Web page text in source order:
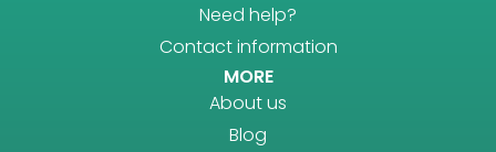
Need help?
Contact information
MORE
About us
Blog